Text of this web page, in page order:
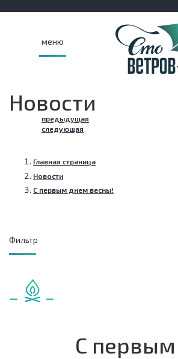
меню
Новости
предыдущая
следующая
Главная страница
Новости
С первым днем весны!
Фильтр
С